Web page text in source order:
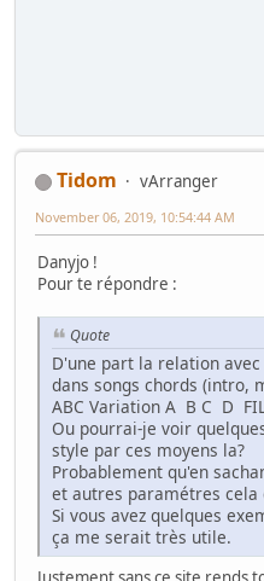
Tidom
vArranger
November 06, 2019, 10:54:44 AM
Danyjo !
Pour te répondre :
Quote
D'une part la relation
dans songs chords (intro,
ABC Variation A B C D
Ou pourrai-je voir
style par ces moyens la?
Probablement qu'en
et autres paramétres
Si vous avez quelques
ça me serait très utile.